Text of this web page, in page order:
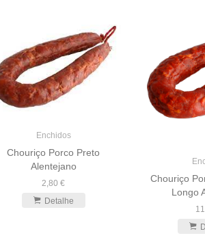
Enchidos
Chouriço Porco Preto
Alentejano
2,80 €
Detalhe
Chouriço
Longo